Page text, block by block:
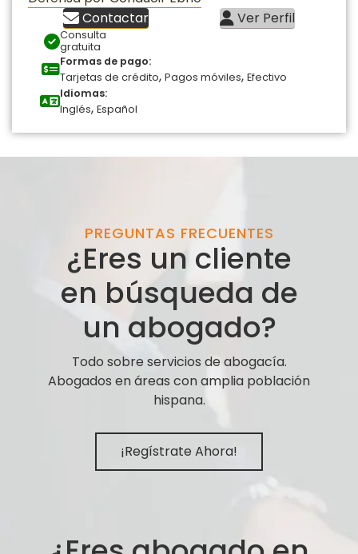
Contactar
Ver Perfil
Consulta
gratuita
Formas de pago:
Tarjetas de crédito, Pagos móviles, Efectivo
Idiomas:
Inglés, Español
PREGUNTAS FRECUENTES
¿Eres un cliente
en búsqueda de
un abogado?
Todo sobre servicios de abogacía.
Abogados en áreas con amplia población
hispana.
¡Regístrate Ahora!